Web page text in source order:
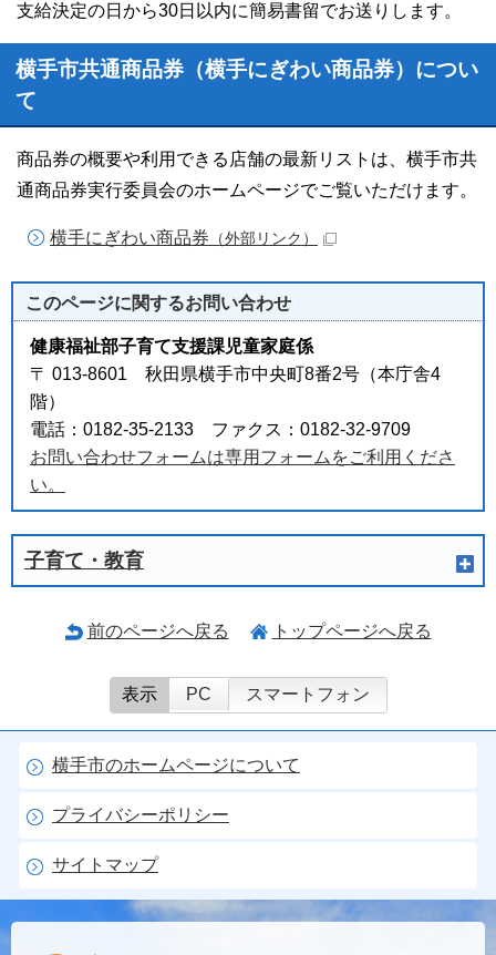
支給決定の日から30日以内に簡易書留でお送りします。
横手市共通商品券（横手にぎわい商品券）につい
て
商品券の概要や利用できる店舗の最新リストは、横手市共
通商品券実行委員会のホームページでご覧いただけます。
横手にぎわい商品券 （外部リンク）
このページに関するお問い合わせ
健康福祉部子育て支援課児童家庭係
〒 013-8601 秋田県横手市中央町8番2号（本庁舎4
階）
電話：0182-35-2133 ファクス：0182-32-9709
お問い合わせフォームは専用フォームをご利用くださ
い。
子育て・教育
前のページへ戻る トップページへ戻る
表示 PC スマートフォン
横手市のホームページについて
プライバシーポリシー
サイトマップ